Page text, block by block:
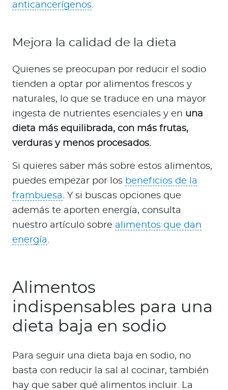
anticancerígenos.
Mejora la calidad de la dieta
Quienes se preocupan por reducir el sodio
tienden a optar por alimentos frescos y
naturales, lo que se traduce en una mayor
ingesta de nutrientes esenciales y en una
dieta más equilibrada, con más frutas,
verduras y menos procesados.
Si quieres saber más sobre estos alimentos,
puedes empezar por los beneficios de la
frambuesa. Y si buscas opciones que
además te aporten energía, consulta
nuestro artículo sobre alimentos que dan
energía.
Alimentos
indispensables para una
dieta baja en sodio
Para seguir una dieta baja en sodio, no
basta con reducir la sal al cocinar, también
hay que saber qué alimentos incluir. La